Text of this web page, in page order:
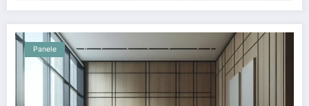
Panele